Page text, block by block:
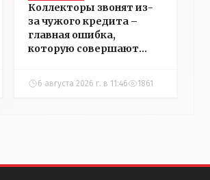
Коллекторы звонят из-
за чужого кредита –
главная ошибка,
которую совершают
6 августа 2026 г. в 11:46 1861